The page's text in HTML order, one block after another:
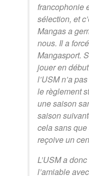
francophonie
sélection, et
Mangas a
nous. Il a
Mangasport.
jouer en
l’USM n’a
le règlement
une saison
saison
cela sans
reçoive un
L’USM a
l’amiable